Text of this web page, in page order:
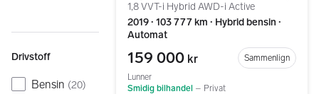
Drivstoff
Bensin (20)
1,8 VVT-i Hybrid AWD-i Active
2019 ∙ 103 777 km ∙ Hybrid bensin ∙
Automat
159 000 kr
Sammenlign
Lunner
Smidig bilhandel – Privat